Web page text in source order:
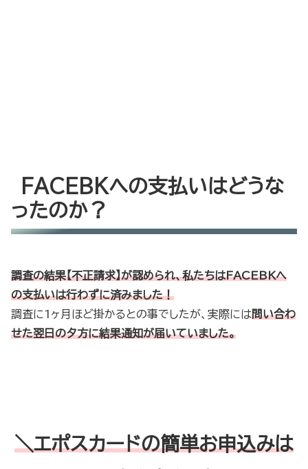
FACEBKへの支払いはどうな
ったのか？
調査の結果【不正請求】が認められ、私たちはFACEBKへ
の支払いは行わずに済みました！
調査に1ヶ月ほど掛かるとの事でしたが、実際には問い合わ
せた翌日の夕方に結果通知が届いていました。
＼エポスカードの簡単お申込みは